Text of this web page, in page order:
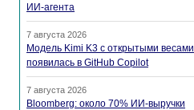
ИИ-агента
7 августа 2026
Модель Kimi K3 с открытыми весами
появилась в GitHub Copilot
7 августа 2026
Bloomberg: около 70% ИИ-выручки